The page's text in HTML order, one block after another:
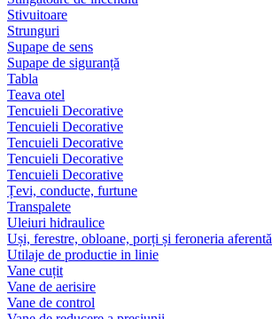
Stivuitoare
Strunguri
Supape de sens
Supape de siguranță
Tabla
Teava otel
Tencuieli Decorative
Tencuieli Decorative
Tencuieli Decorative
Tencuieli Decorative
Tencuieli Decorative
Țevi, conducte, furtune
Transpalete
Uleiuri hidraulice
Uși, ferestre, obloane, porți și feroneria aferentă
Utilaje de productie in linie
Vane cuțit
Vane de aerisire
Vane de control